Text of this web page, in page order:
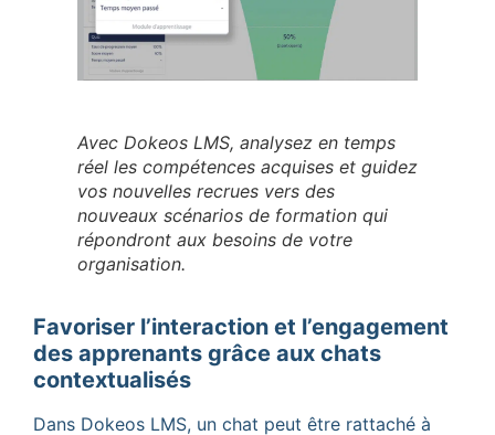
Avec Dokeos LMS, analysez en temps
réel les compétences acquises et guidez
vos nouvelles recrues vers des
nouveaux scénarios de formation qui
répondront aux besoins de votre
organisation.
Favoriser l’interaction et l’engagement
des apprenants grâce aux chats
contextualisés
Dans Dokeos LMS, un chat peut être rattaché à